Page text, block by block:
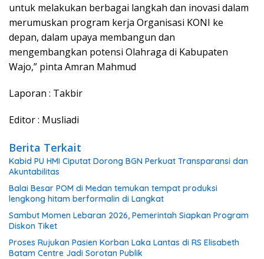
untuk melakukan berbagai langkah dan inovasi dalam
merumuskan program kerja Organisasi KONI ke
depan, dalam upaya membangun dan
mengembangkan potensi Olahraga di Kabupaten
Wajo,” pinta Amran Mahmud
Laporan : Takbir
Editor : Musliadi
Berita Terkait
Kabid PU HMI Ciputat Dorong BGN Perkuat Transparansi dan
Akuntabilitas
Balai Besar POM di Medan temukan tempat produksi
lengkong hitam berformalin di Langkat
Sambut Momen Lebaran 2026, Pemerintah Siapkan Program
Diskon Tiket
Proses Rujukan Pasien Korban Laka Lantas di RS Elisabeth
Batam Centre Jadi Sorotan Publik